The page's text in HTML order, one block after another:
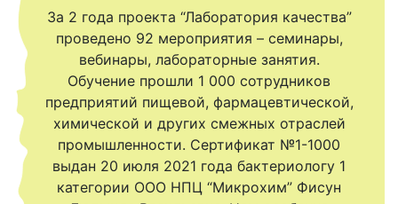
За 2 года проекта “Лаборатория качества”
проведено 92 мероприятия – семинары,
вебинары, лабораторные занятия.
Обучение прошли 1 000 сотрудников
предприятий пищевой, фармацевтической,
химической и других смежных отраслей
промышленности. Сертификат №1-1000
выдан 20 июля 2021 года бактериологу 1
категории ООО НПЦ “Микрохим” Фисун